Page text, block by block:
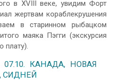
в XVIII веке, увидим Форт
жертвам кораблекрушения
в старинном рыбацком
маяка Пэгги (экскурсия
плату).
КАНАДА, НОВАЯ
СИДНЕЙ